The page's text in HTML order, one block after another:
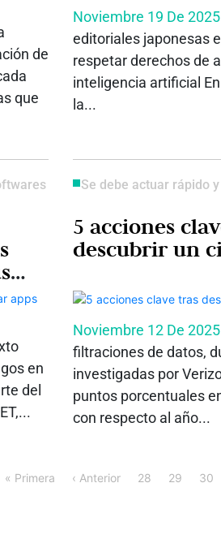
de
que
Noviembre 19 De 2025
editoriales japonesas
respetar derechos de
inteligencia artificial
la...
en
del
Se debe actuar rápido
5 acciones
descubrir un
Noviembre 12 De 2025
filtraciones de datos,
investigadas por
puntos porcentuales
con respecto al año...
« Primera ‹ Anterior 28 29 30